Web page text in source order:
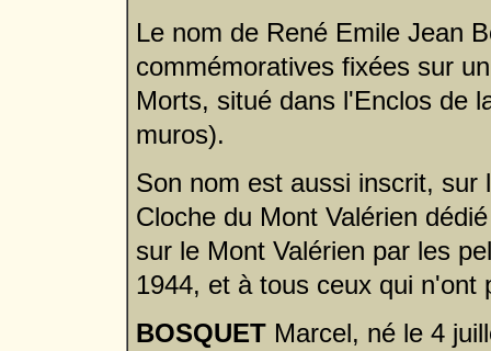
Le nom de René Emile Jean
commémoratives fixées sur
Morts, situé dans l'Enclos de
muros).
Son nom est aussi inscrit,
Cloche du Mont Valérien
sur le Mont Valérien par les
1944, et à tous ceux qui n'ont
BOSQUET Marcel, né le 4